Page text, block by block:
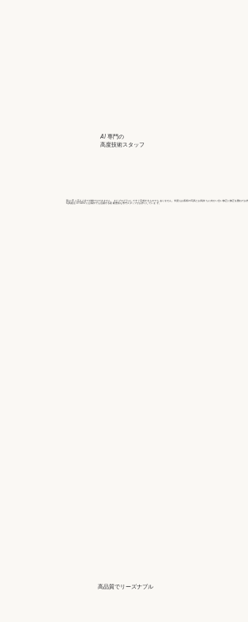
高品質でリーズナブル
AI 専門の
高度技術スタッフ
実は AI と言えど全て自動ではできません。 またプログラムしてすぐ完成するものでも ありません。何度もお客様の写真とお気持 ちに向かい合い修正に修正を重ねてお
写真復活 STUDIO には海外でも活躍する経 験豊富な専門スタッフがお作りしていま す。